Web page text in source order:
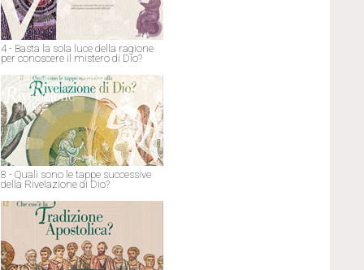
4 - Basta la sola luce della ragione
per conoscere il mistero di Dio?
8 - Quali sono le tappe successive
della Rivelazione di Dio?